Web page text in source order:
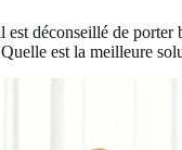
est déconseillé de porter
Quelle est la meilleure